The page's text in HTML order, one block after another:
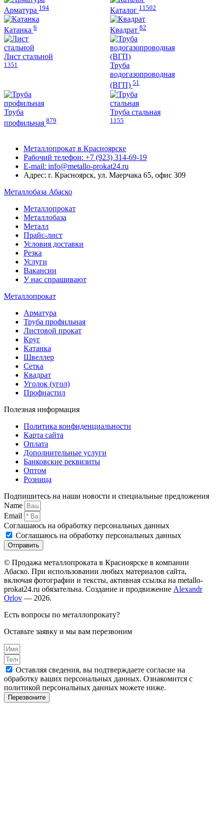
Арматура 194 Каталог 11502
Катанка 6 Квадрат 82
Лист стальной
1351
Труба
водогазопроводная
(ВГП) 51
Труба
профильная 879
Труба стальная
1155
Металлопрокат в Красноярске
Рабочий телефон: +7 (923) 314-69-19
E-mail: info@metallo-prokat24.ru
Адрес: г. Красноярск, ул. Маерчака 65, офис 309
Металлобаза Абаско
Металлопрокат
Металлобаза
Металл
Прайс-лист
Условия доставки
Резка
Услуги
Вакансии
У нас спрашивают
Металлопрокат
Арматура
Труба профильная
Листовой прокат
Круг
Катанка
Швеллер
Сетка
Квадрат
Уголок (угол)
Профнастил
Полезная информация
Политика конфиденциальности
Карта сайта
Оплата
Дополнительные услуги
Банковские реквизиты
Оптом
Розница
Подпишитесь на наши новости и специальные предложения
Name
Email
Соглашаюсь на обработку персональных данных
Соглашаюсь на обработку персональных данных
Отправить
© Продажа металлопроката в Красноярске в компании
Абаско. При использовании любых материалов сайта,
включая фотографии и тексты, активная ссылка на metallo-
prokat24.ru обязательна. Создание и продвижение Alexandr
Orlov — 2026.
Есть вопросы по металлопрокату?
Оставьте заявку и мы вам перезвоним
Оставляя сведения, вы подтверждаете согласие на
обработку ваших персональных данных. Ознакомится с
политикой персональных данных можете ниже.
Перезвоните